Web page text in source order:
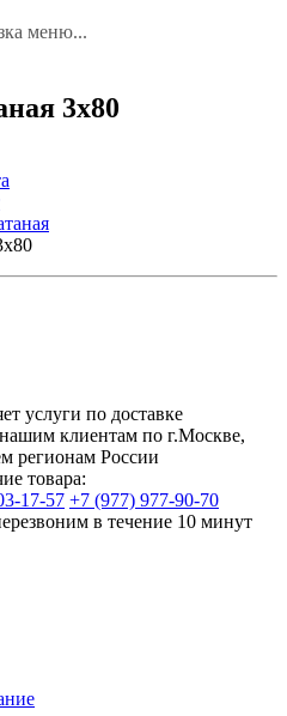
меню...
3x80
услуги по доставке
нашим клиентам по г.Москве,
регионам России
товара:
17-57 +7 (977) 977-90-70
в течение 10 минут